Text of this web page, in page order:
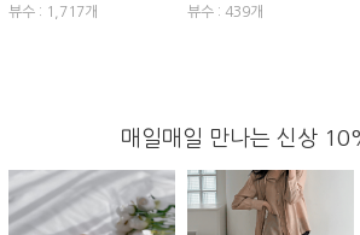
뷰수 : 1,717개
뷰수 : 439개
매일매일 만나는 신상